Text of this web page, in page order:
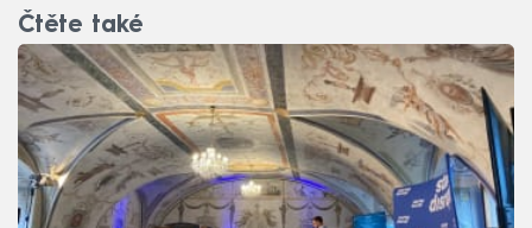
Čtěte také